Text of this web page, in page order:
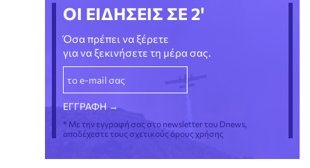
ΟΙ ΕΙΔΗΣΕΙΣ ΣΕ 2'
Όσα πρέπει να ξέρετε
για να ξεκινήσετε τη μέρα σας.
* Με την εγγραφή σας στο newsletter του Dnews,
αποδέχεστε τους σχετικούς όρους χρήσης